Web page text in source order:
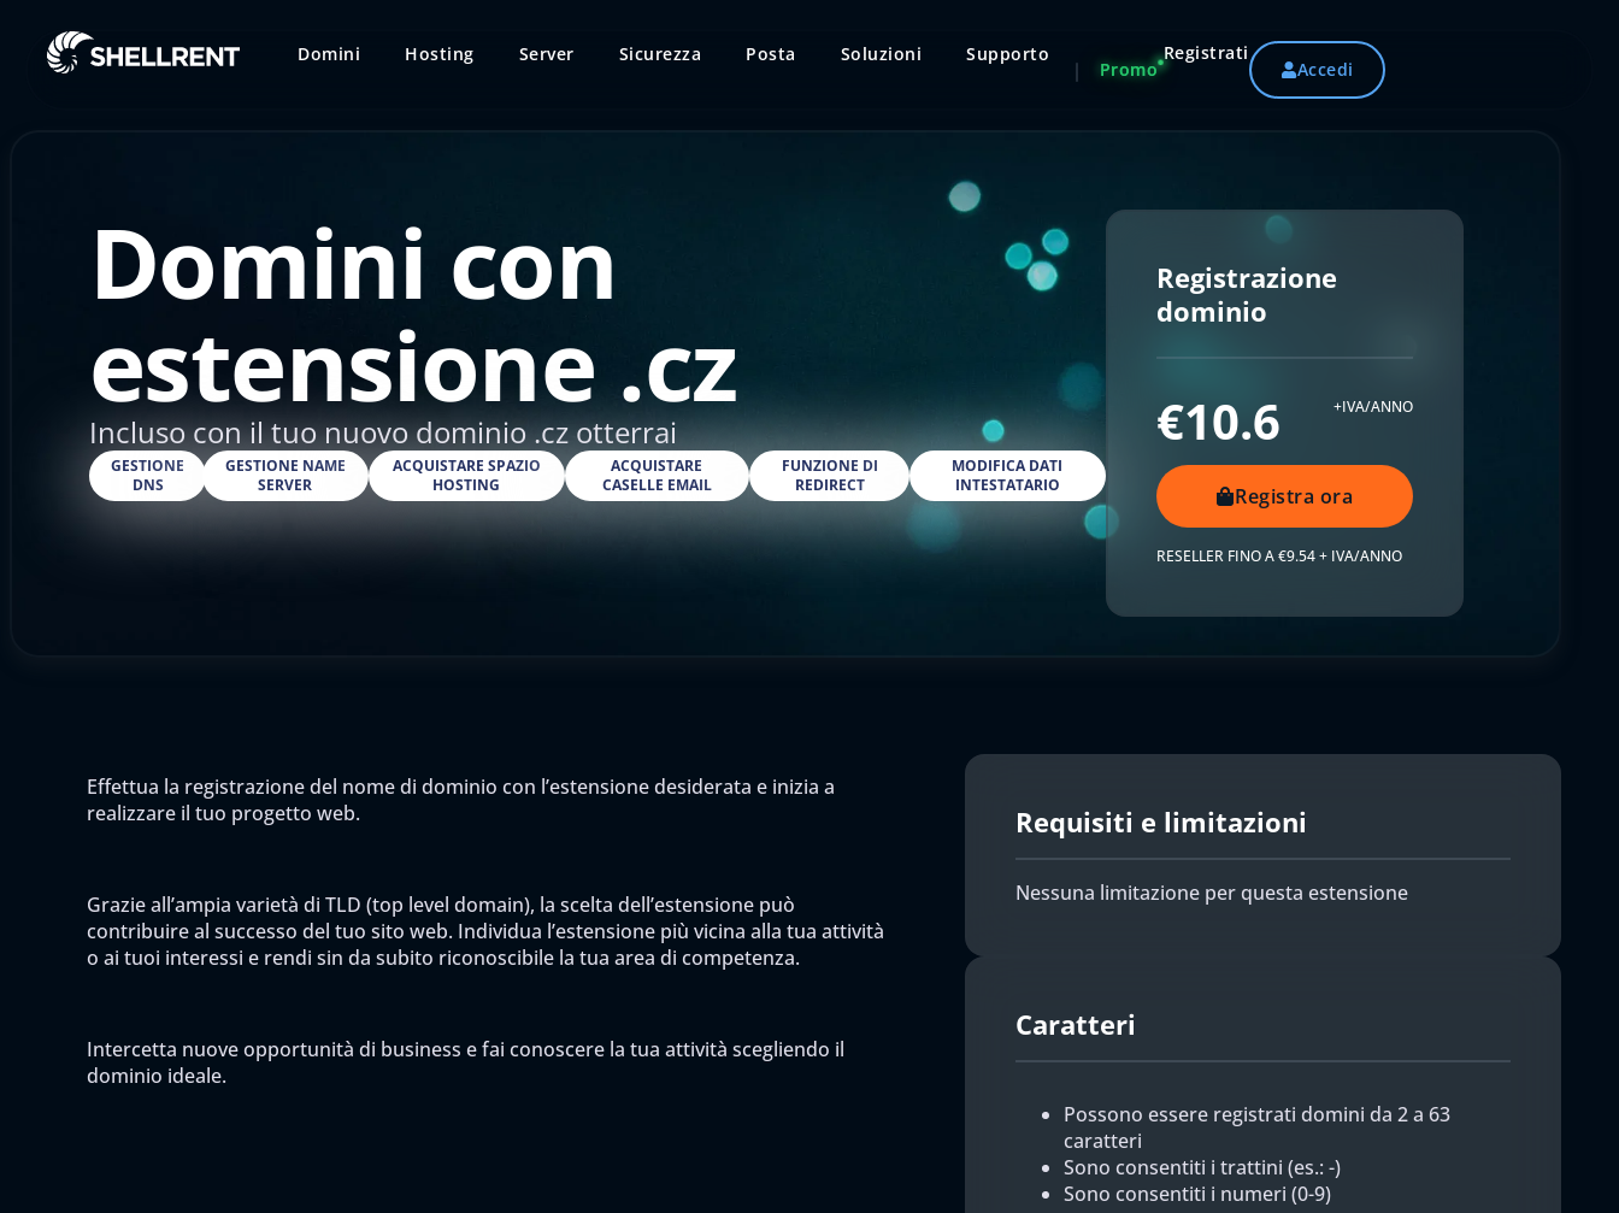
Domini Hosting Server Sicurezza Posta Soluzioni Supporto
Promo
Registrati
Accedi
Domini con
estensione .cz
Incluso con il tuo nuovo dominio .cz otterrai
GESTIONE
DNS
GESTIONE NAME
SERVER
ACQUISTARE SPAZIO
HOSTING
ACQUISTARE
CASELLE EMAIL
FUNZIONE DI
REDIRECT
MODIFICA DATI
INTESTATARIO
Registrazione
dominio
€10.6 +IVA/ANNO
Registra ora
RESELLER FINO A €9.54 + IVA/ANNO
Effettua la registrazione del nome di dominio con l’estensione desiderata e inizia a
realizzare il tuo progetto web.
Grazie all’ampia varietà di TLD (top level domain), la scelta dell’estensione può
contribuire al successo del tuo sito web. Individua l’estensione più vicina alla tua attività
o ai tuoi interessi e rendi sin da subito riconoscibile la tua area di competenza.
Intercetta nuove opportunità di business e fai conoscere la tua attività scegliendo il
dominio ideale.
Requisiti e limitazioni
Nessuna limitazione per questa estensione
Caratteri
Possono essere registrati domini da 2 a 63
caratteri
Sono consentiti i trattini (es.: -)
Sono consentiti i numeri (0-9)